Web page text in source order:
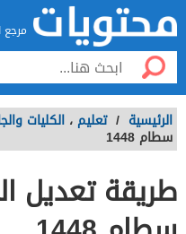
مرجع
الرئيسية / تعليم ، الكليات
سطام 1448
طريقة تعديل